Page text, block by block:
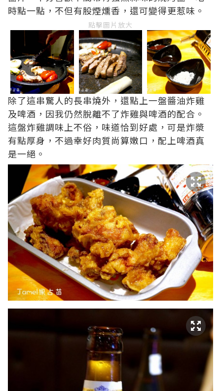
時點一點，不但有股煙燻香，還可變得更惹味。
點擊圖片放大
除了這串驚人的長串燒外，還點上一盤醬油炸雞
及啤酒，因我仍然脫離不了炸雞與啤酒的配合。
這盤炸雞調味上不俗，味道恰到好處，可是炸漿
有點厚身，不過幸好肉質尚算嫩口，配上啤酒真
是一絕。